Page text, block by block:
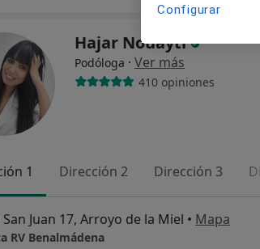
Hajar Nouayti
Podóloga · Ver más
410 opiniones
1 Dirección 2 Dirección 3
San Juan 17, Arroyo de la Miel • Mapa
RV Benalmádena
Configurar